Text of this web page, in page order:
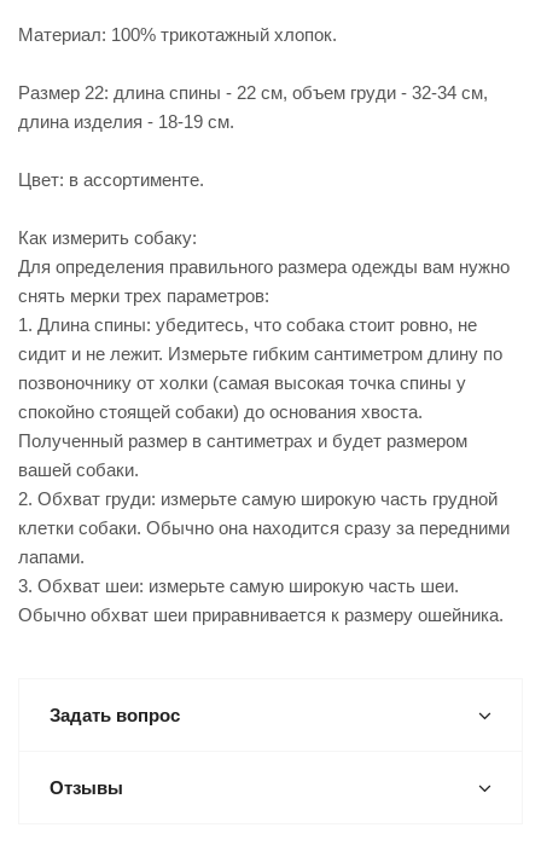
Материал: 100% трикотажный хлопок.
Размер 22: длина спины - 22 см, объем груди - 32-34 см,
длина изделия - 18-19 см.
Цвет: в ассортименте.
Как измерить собаку:
Для определения правильного размера одежды вам нужно
снять мерки трех параметров:
1. Длина спины: убедитесь, что собака стоит ровно, не
сидит и не лежит. Измерьте гибким сантиметром длину по
позвоночнику от холки (самая высокая точка спины у
спокойно стоящей собаки) до основания хвоста.
Полученный размер в сантиметрах и будет размером
вашей собаки.
2. Обхват груди: измерьте самую широкую часть грудной
клетки собаки. Обычно она находится сразу за передними
лапами.
3. Обхват шеи: измерьте самую широкую часть шеи.
Обычно обхват шеи приравнивается к размеру ошейника.
Задать вопрос
Отзывы